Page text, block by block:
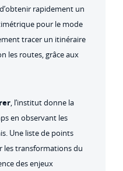
rapidement un
pour le mode
tracer un itinéraire
les routes, grâce aux
, l’institut donne la
en observant les
Une liste de points
les transformations du
des enjeux